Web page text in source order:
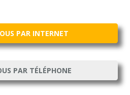
PAR INTERNET
PAR TÉLÉPHONE